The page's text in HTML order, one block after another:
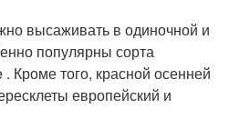
высаживать в одиночной и
популярны сорта
Кроме того, красной осенней
европейский и